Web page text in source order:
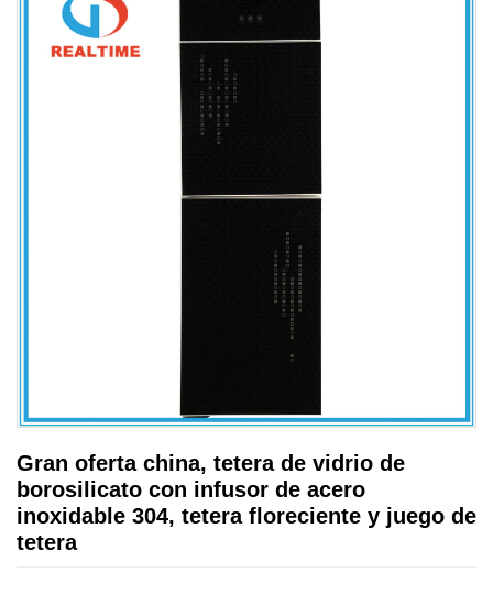
Gran oferta china, tetera de vidrio de
borosilicato con infusor de acero
inoxidable 304, tetera floreciente y juego de
tetera